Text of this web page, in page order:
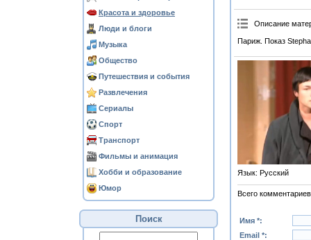
Красота и здоровье
Люди и блоги
Музыка
Общество
Путешествия и события
Развлечения
Сериалы
Спорт
Транспорт
Фильмы и анимация
Хобби и образование
Юмор
Поиск
Описание
Париж. Показ
Язык: Русский
Всего комментариев
Имя *:
Email *: